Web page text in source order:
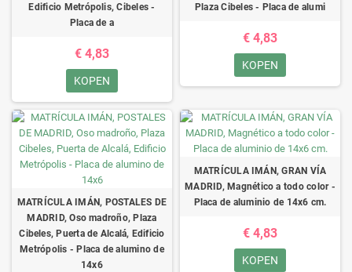
Edificio Metrópolis, Cibeles -
Placa de a
€ 4,83
KOPEN
Plaza Cibeles - Placa de alumi
€ 4,83
KOPEN
MATRÍCULA IMÁN, POSTALES DE
MADRID, Oso madroño, Plaza
Cibeles, Puerta de Alcalá, Edificio
Metrópolis - Placa de alumino de
14x6
MATRÍCULA IMÁN, GRAN VÍA
MADRID, Magnético a todo color -
Placa de aluminio de 14x6 cm.
€ 4,83
KOPEN